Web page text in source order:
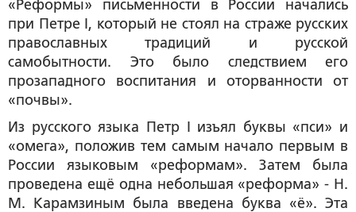
«Реформы» письменности в России начались
при Петре I, который не стоял на страже русских
православных традиций и русской
самобытности. Это было следствием его
прозападного воспитания и оторванности от
«почвы».
Из русского языка Петр I изъял буквы «пси» и
«омега», положив тем самым начало первым в
России языковым «реформам». Затем была
проведена ещё одна небольшая «реформа» - Н.
М. Карамзиным была введена буква «ё». Эта